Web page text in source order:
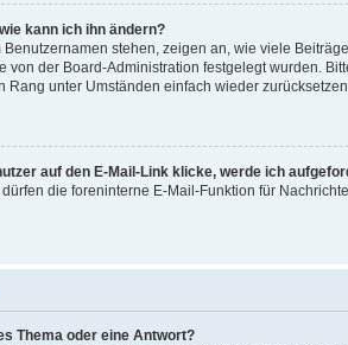
kann ich ihn ändern?
Benutzernamen stehen, zeigen an, wie viele
von der Board-Administration festgelegt wurden.
Rang unter Umständen einfach wieder
auf den E-Mail-Link klicke, werde ich
die foreninterne E-Mail-Funktion für
Thema oder eine Antwort?